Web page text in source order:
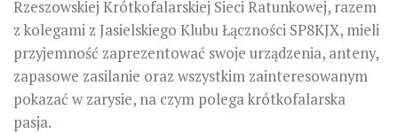
Rzeszowskiej Krótkofalarskiej Sieci Ratunkowej, razem
z kolegami z Jasielskiego Klubu Łączności SP8KJX, mieli
przyjemność zaprezentować swoje urządzenia, anteny,
zapasowe zasilanie oraz wszystkim zainteresowanym
pokazać w zarysie, na czym polega krótkofalarska
pasja.